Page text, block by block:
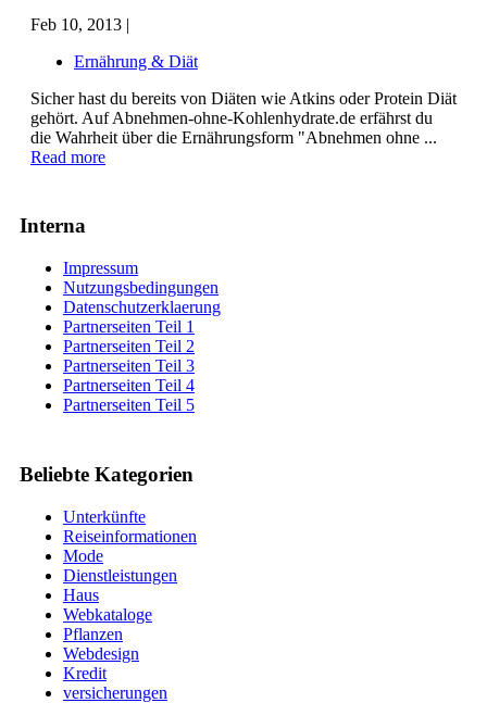
Beliebte Kategorien
Unterkünfte
Reiseinformationen
Mode
Dienstleistungen
Haus
Webkataloge
Pflanzen
Webdesign
Kredit
versicherungen
Feb 10, 2013 |
Ernährung & Diät
Sicher hast du bereits von Diäten wie Atkins oder Protein Diät
gehört. Auf Abnehmen-ohne-Kohlenhydrate.de erfährst du
die Wahrheit über die Ernährungsform "Abnehmen ohne ...
Read more
Interna
Impressum
Nutzungsbedingungen
Datenschutzerklaerung
Partnerseiten Teil 1
Partnerseiten Teil 2
Partnerseiten Teil 3
Partnerseiten Teil 4
Partnerseiten Teil 5